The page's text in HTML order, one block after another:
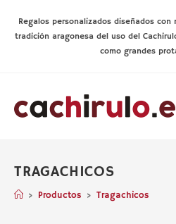
contenido
Regalos personalizados diseñados
tradición aragonesa del uso del
como grandes
TRAGACHICOS
> Productos > Tragachicos